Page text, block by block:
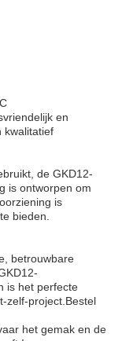
en
kwalitatief
de GKD12-
is ontworpen om
is
bieden.
betrouwbare
is het perfecte
zelf-project.Bestel
het gemak en de